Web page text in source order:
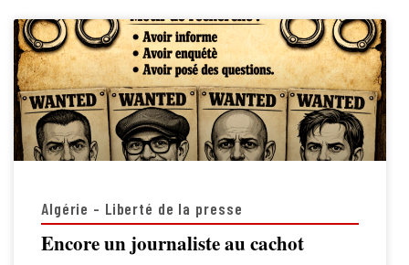
Algérie - Liberté de la presse
Encore un journaliste au cachot